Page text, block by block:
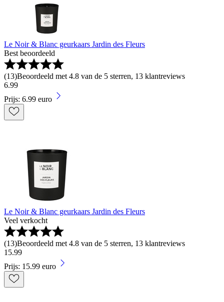
Le Noir & Blanc geurkaars Jardin des Fleurs
Best beoordeeld
(13)Beoordeeld met 4.8 van de 5 sterren, 13 klantreviews
6.99
Prijs: 6.99 euro
Le Noir & Blanc geurkaars Jardin des Fleurs
Veel verkocht
(13)Beoordeeld met 4.8 van de 5 sterren, 13 klantreviews
15.99
Prijs: 15.99 euro